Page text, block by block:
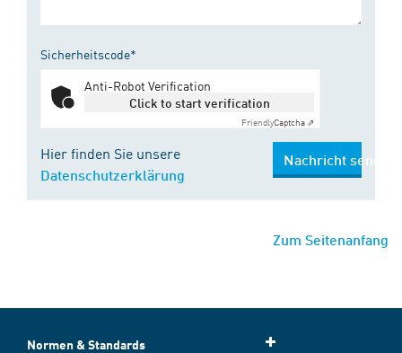
Sicherheitscode*
Anti-Robot Verification
Click to start verification
FriendlyCaptcha ⇗
Hier finden Sie unsere
Datenschutzerklärung
Nachricht senden
Zum Seitenanfang
Normen & Standards